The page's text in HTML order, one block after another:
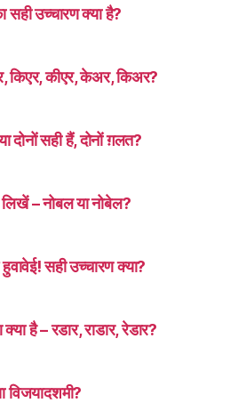
उच्चारण क्या है?
किएर, कीएर, केअर, किअर?
दोनों सही हैं, दोनों ग़लत?
– नोबल या नोबेल?
सही उच्चारण क्या?
है – रडार, राडार, रेडार?
विजयादशमी?